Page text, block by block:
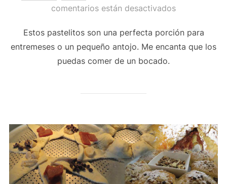
el
comentarios están desactivados
Estos pastelitos son una perfecta porción para
entremeses o un pequeño antojo. Me encanta que los
puedas comer de un bocado.